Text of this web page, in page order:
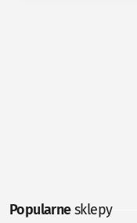
Popularnesklepy